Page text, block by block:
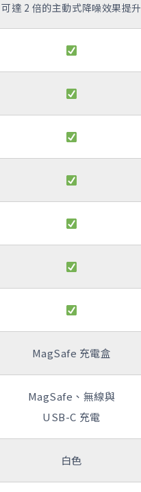
可達 2 倍的主動式降噪效果提升
MagSafe 充電盒
MagSafe、無線與
USB-C 充電
白色